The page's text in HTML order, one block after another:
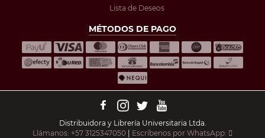
Lista de Deseos
MÉTODOS DE PAGO
Distribuidora y Librería Universitaria Ltda.
Llámanos: +57 3125347050 | Escríbenos por WhatsApp: